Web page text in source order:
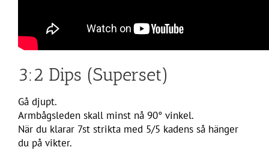
3:2 Dips (Superset)
Gå djupt.
Armbågsleden skall minst nå 90° vinkel.
När du klarar 7st strikta med 5/5 kadens så hänger
du på vikter.